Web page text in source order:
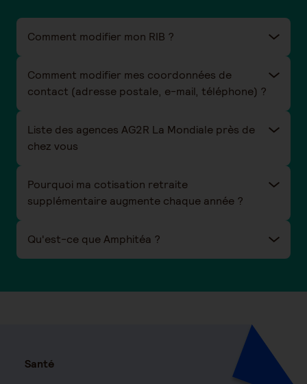
Comment modifier mon RIB ?
Comment modifier mes coordonnées de
contact (adresse postale, e-mail, téléphone) ?
Liste des agences AG2R La Mondiale près de
chez vous
Pourquoi ma cotisation retraite
supplémentaire augmente chaque année ?
Qu'est-ce que Amphitéa ?
Santé